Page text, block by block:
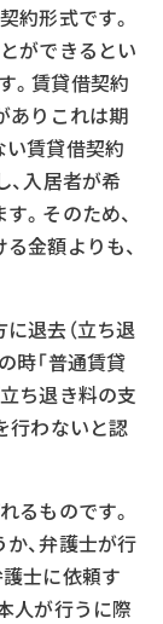
約形式です。
ができるとい
。賃貸借契約
ありこれは期
い賃貸借契約
、入居者が希
。そのため、
金額よりも、
退去（立ち退
時「普通賃貸
ち退き料の支
行わないと認
るものです。
、弁護士が行
士に依頼す
人が行うに際